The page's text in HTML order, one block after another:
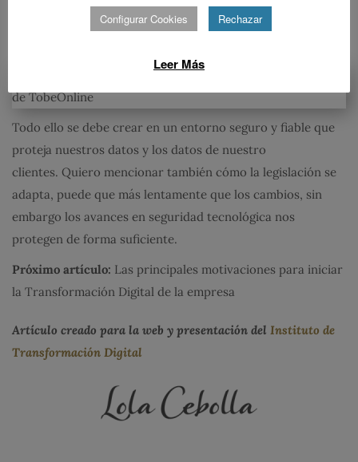
que deben adaptarse centrados en las personas que se ven
Todo ello se debe crear en un entorno seguro y fiable que
proteja nuestros datos y los datos de nuestro
clientes. Quiero mencionar también cómo la legislación se
adapta, puede que más lentamente que los cambios, sin
embargo los avances en seguridad tecnológica nos
protegen de forma suficiente.
Próximo artículo: Las principales motivaciones para iniciar
la Transformación Digital de la empresa
Artículo creado para la web y presentación del Instituto de
Transformación Digital
Configurar Cookies Rechazar
Leer Más